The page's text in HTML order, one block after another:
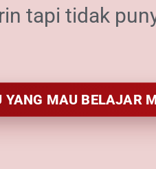
tapi tidak
YANG MAU BELAJAR